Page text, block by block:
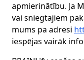
apmierinātību. Ja
vai sniegtajiem
mums pa adresi
iespējas vairāk